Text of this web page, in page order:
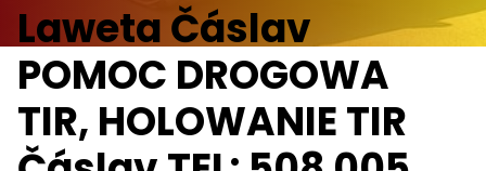
Laweta Čáslav
POMOC DROGOWA
TIR, HOLOWANIE TIR